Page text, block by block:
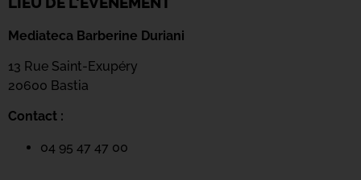
Mediateca Barberine Duriani
13 Rue Saint-Exupéry
20600 Bastia
Contact :
04 95 47 47 00